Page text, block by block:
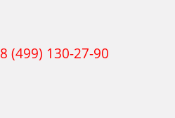
8 (499) 130-27-90